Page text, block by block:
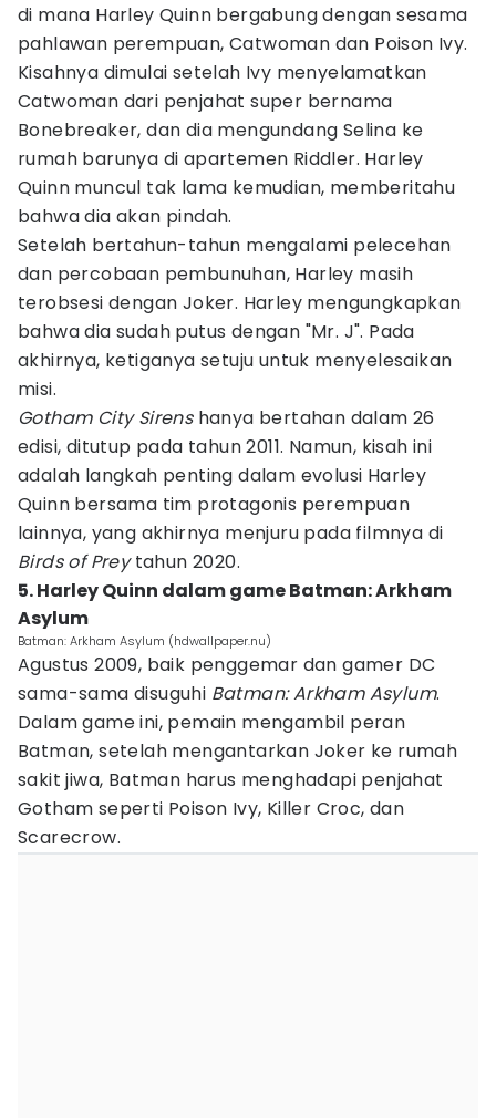
di mana Harley Quinn bergabung dengan sesama
pahlawan perempuan, Catwoman dan Poison Ivy.
Kisahnya dimulai setelah Ivy menyelamatkan
Catwoman dari penjahat super bernama
Bonebreaker, dan dia mengundang Selina ke
rumah barunya di apartemen Riddler. Harley
Quinn muncul tak lama kemudian, memberitahu
bahwa dia akan pindah.
Setelah bertahun-tahun mengalami pelecehan
dan percobaan pembunuhan, Harley masih
terobsesi dengan Joker. Harley mengungkapkan
bahwa dia sudah putus dengan "Mr. J". Pada
akhirnya, ketiganya setuju untuk menyelesaikan
misi.
Gotham City Sirenshanya bertahan dalam 26
edisi, ditutup pada tahun 2011. Namun, kisah ini
adalah langkah penting dalam evolusi Harley
Quinn bersama tim protagonis perempuan
lainnya, yang akhirnya menjuru pada filmnya di
Birds of Preytahun 2020.
5. Harley Quinn dalam game Batman: Arkham
Asylum
Batman: Arkham Asylum (hdwallpaper.nu)
Agustus 2009, baik penggemar dan gamer DC
sama-sama disuguhi Batman: Arkham Asylum.
Dalam game ini, pemain mengambil peran
Batman, setelah mengantarkan Joker ke rumah
sakit jiwa, Batman harus menghadapi penjahat
Gotham seperti Poison Ivy, Killer Croc, dan
Scarecrow.